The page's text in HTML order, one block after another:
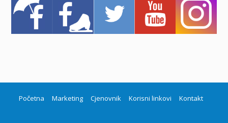
Početna Marketing Cjenovnik Korisni linkovi Kontakt